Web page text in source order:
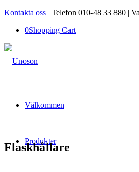
Kontakta oss | Telefon 010-48 33 880 |
0Shopping Cart
Välkommen
Produkter
Flaskhållare